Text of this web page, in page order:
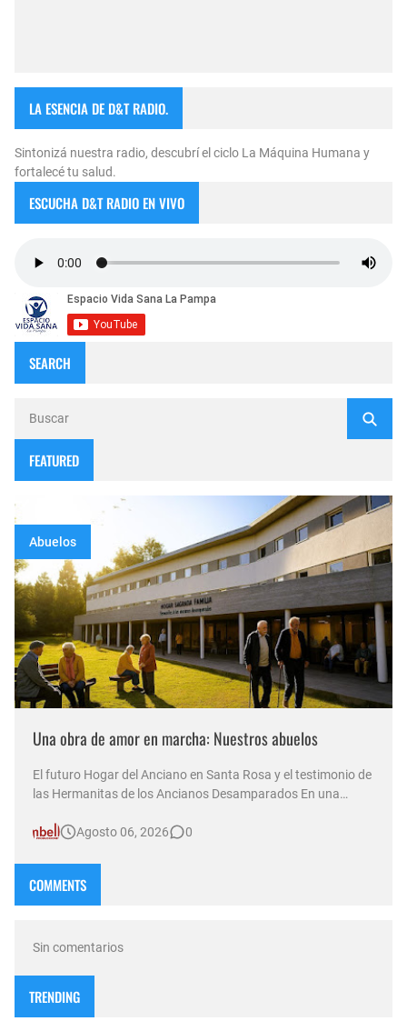
LA ESENCIA DE D&T RADIO.
Sintonizá nuestra radio, descubrí el ciclo La Máquina Humana y
fortalecé tu salud.
ESCUCHA D&T RADIO EN VIVO
SEARCH
FEATURED
Abuelos
Una obra de amor en marcha: Nuestros abuelos
El futuro Hogar del Anciano en Santa Rosa y el testimonio de
las Hermanitas de los Ancianos Desamparados En una
Compasión —conducido por Norma Abadie y transmitido aAgosto 06, 2026 0
COMMENTS
Sin comentarios
TRENDING